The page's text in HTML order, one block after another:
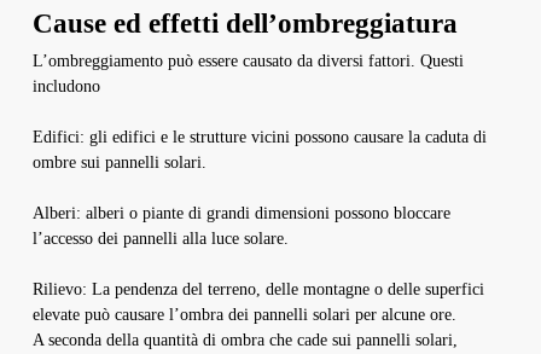
Cause ed effetti dell’ombreggiatura
L’ombreggiamento può essere causato da diversi fattori. Questi
includono
Edifici: gli edifici e le strutture vicini possono causare la caduta di
ombre sui pannelli solari.
Alberi: alberi o piante di grandi dimensioni possono bloccare
l’accesso dei pannelli alla luce solare.
Rilievo: La pendenza del terreno, delle montagne o delle superfici
elevate può causare l’ombra dei pannelli solari per alcune ore.
A seconda della quantità di ombra che cade sui pannelli solari,